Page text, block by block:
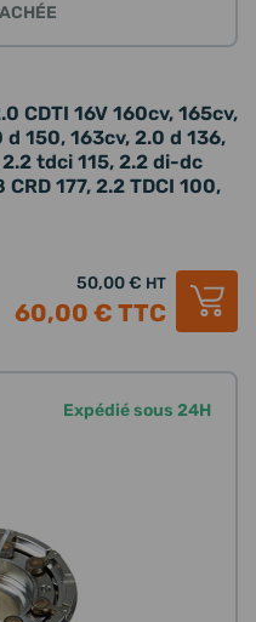
CDTI 16V 160cv, 165cv,
150, 163cv, 2.0 d 136,
tdci 115, 2.2 di-dc
177, 2.2 TDCI 100,
50,00 € HT
60,00 € TTC
Expédié sous 24H